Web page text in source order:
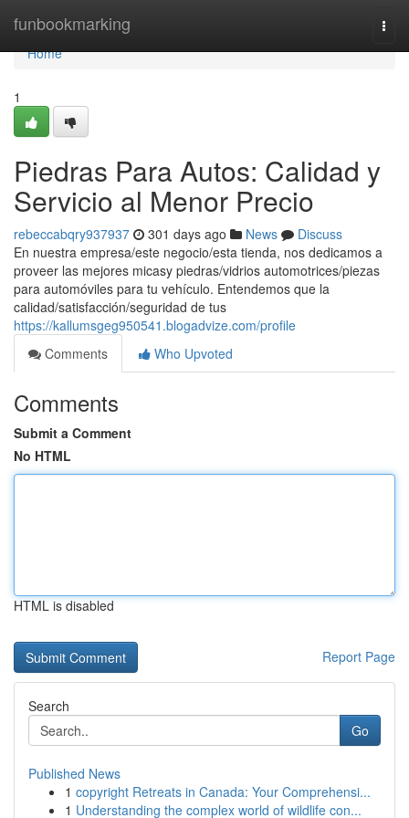
funbookmarking
Home
Home
1
Piedras Para Autos: Calidad y
Servicio al Menor Precio
rebeccabqry937937 301 days ago News
Discuss
En nuestra empresa/este negocio/esta tienda, nos dedicamos a
proveer las mejores micasy piedras/vidrios automotrices/piezas
para automóviles para tu vehículo. Entendemos que la
calidad/satisfacción/seguridad de tus
https://kallumsgeg950541.blogadvize.com/profile
Comments
Who Upvoted
Comments
Submit a Comment
No HTML
HTML is disabled
Report Page
Search
Go
Published News
1 copyright Retreats in Canada: Your Comprehensi...
1 Understanding the complex world of wildlife con...